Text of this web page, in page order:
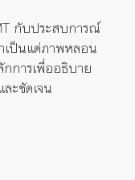
กับประสบการณ์
เป็นแต่ภาพหลอน
กการเพื่ออธิบาย
ะชัดเจน